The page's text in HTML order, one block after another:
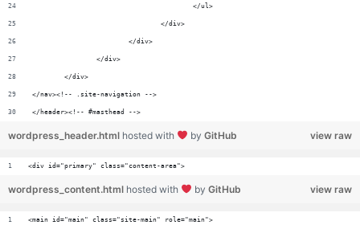
					</ul>
				</div>
			</div>
		</div>
	</div>
</nav><!-- .site-navigation -->
</header><!-- #masthead -->
view raw
wordpress_header.html hosted with by GitHub
<div id="primary" class="content-area">
view raw
wordpress_content.html hosted with by GitHub
<main id="main" class="site-main" role="main">